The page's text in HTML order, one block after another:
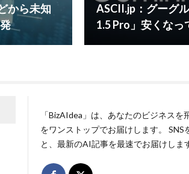
から未知
ASCII.jp：グーグ
1.5 Pro」安くなっ
「BizAIdea」は、あなたのビジネス
をワンストップでお届けします。 SNS
と、最新のAI記事を最速でお届けしま